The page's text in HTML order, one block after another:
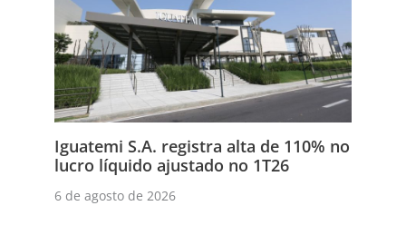
Iguatemi S.A. registra alta de 110% no
lucro líquido ajustado no 1T26
6 de agosto de 2026